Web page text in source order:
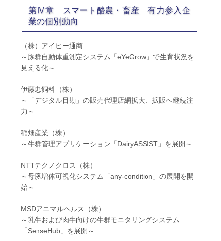
第Ⅳ章 スマート酪農・畜産 有力参入企
業の個別動向
（株）アイピー通商
～豚群自動体重測定システム「eYeGrow」で生育状況を
見える化～
伊藤忠飼料（株）
～「デジタル目勘」の販売代理店網拡大、拡販へ継続注
力～
稲畑産業（株）
～牛群管理アプリケーション「DairyASSIST」を展開～
NTTテクノクロス（株）
～母豚増体可視化システム「any-condition」の展開を開
始～
MSDアニマルヘルス（株）
～乳牛および肉牛向けの牛群モニタリングシステム
「SenseHub」を展開～